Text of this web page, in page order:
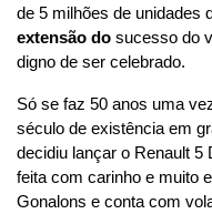
de 5 milhões de unidades
extensão do sucesso do
digno de ser celebrado.
Só se faz 50 anos uma
século de existência em
decidiu lançar o Renault 5
feita com carinho e muito
Gonalons e conta com